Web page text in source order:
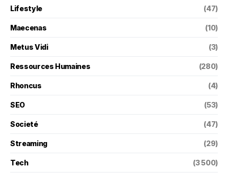
Lifestyle (47)
Maecenas (10)
Metus Vidi (3)
Ressources Humaines (280)
Rhoncus (4)
SEO (53)
Societé (47)
Streaming (29)
Tech (3 500)